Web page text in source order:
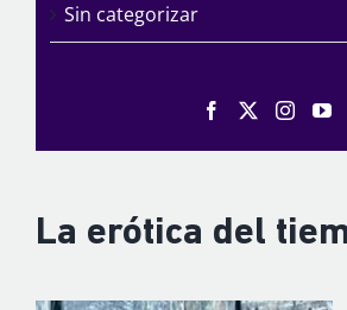
La erótica del
Sin categorizar